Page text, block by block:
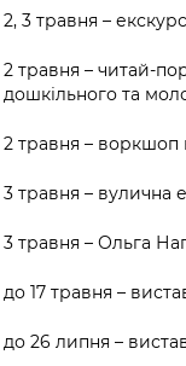
2, 3 травня –
2 травня – читай-
дошкільного та
2 травня – воркшоп
3 травня – вулична
3 травня – Ольга
до 17 травня –
до 26 липня –